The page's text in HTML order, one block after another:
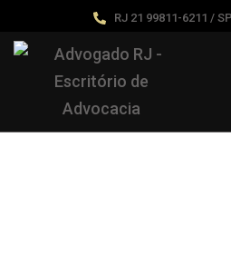
RJ 21 99811-6211 /